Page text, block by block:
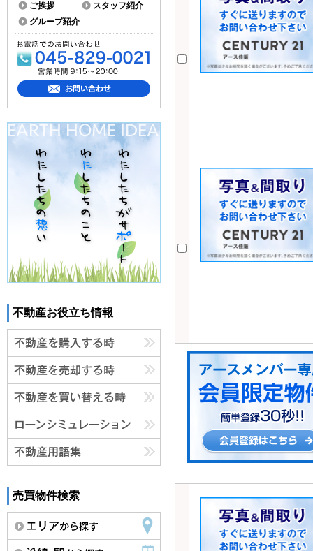
ご挨拶
スタッフ紹介
グループ紹介
不動産お役立ち情報
売買物件検索